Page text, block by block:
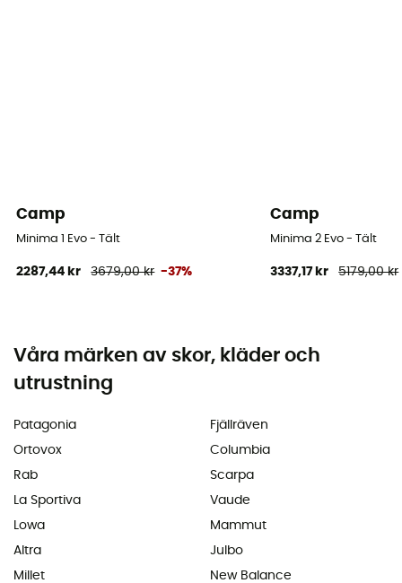
Camp
Minima 1 Evo - Tält
2287,44 kr 3679,00 kr -37%
Camp
Minima 2 Evo - Tält
3337,17 kr 5179,00 kr
Våra märken av skor, kläder och
utrustning
Patagonia
Ortovox
Rab
La Sportiva
Lowa
Altra
Millet
Fjällräven
Columbia
Scarpa
Vaude
Mammut
Julbo
New Balance